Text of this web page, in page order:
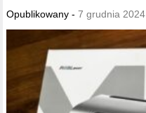
Opublikowany -7 grudnia 2024